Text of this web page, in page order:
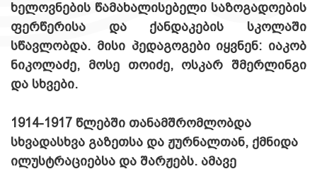
ხელოვნების წამახალისებელი საზოგადოების
ფერწერისა და ქანდაკების სკოლაში
სწავლობდა. მისი პედაგოგები იყვნენ: იაკობ
ნიკოლაძე, მოსე თოიძე, ოსკარ შმერლინგი
და სხვები.
1914-1917 წლებში თანამშრომლობდა
სხვადასხვა გაზეთსა და ჟურნალთან, ქმნიდა
ილუსტრაციებსა და შარჟებს. ამავე